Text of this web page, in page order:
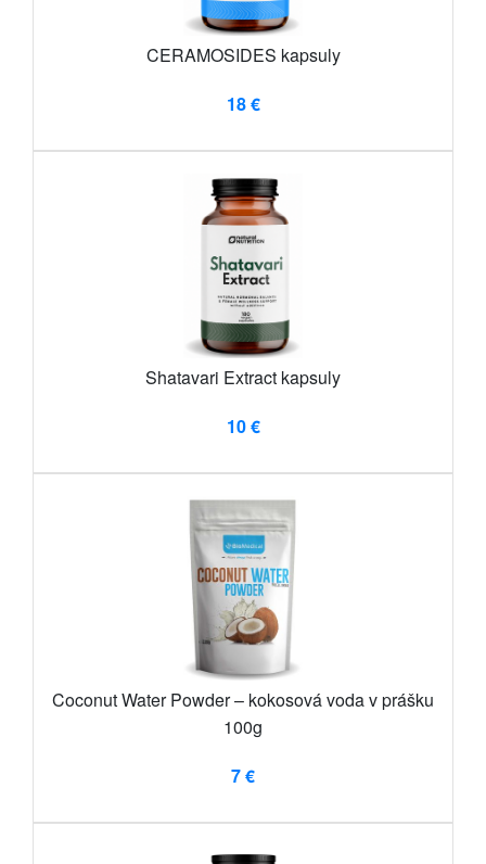
CERAMOSIDES kapsuly
18 €
Shatavari Extract kapsuly
10 €
Coconut Water Powder – kokosová voda v prášku
100g
7 €